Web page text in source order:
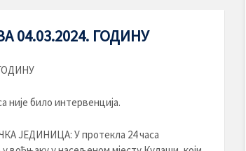
ГОДИНУ
било интервенција.
ЈЕДИНИЦА: У протекла 24 часа